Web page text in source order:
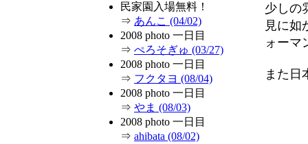
民家園入場無料！
⇒ あんこ (04/02)
2008 photo 一日目
⇒ ぺろそぎゅ (03/27)
2008 photo 一日目
⇒ フクタヨ (08/04)
2008 photo 一日目
⇒ やま (08/03)
2008 photo 一日目
⇒ ahibata (08/02)
少しの
見に如
ォーマ
また日